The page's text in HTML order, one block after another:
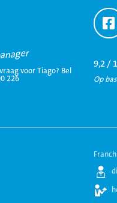
voor Tiago? Bel
226
Ga
9,2 /
Op